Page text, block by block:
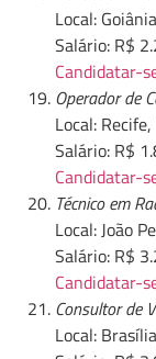
Local:
Salário: R$
Candidatar-
Operador de
Local: Recife,
Salário: R$
Candidatar-
Técnico em
Local: João
Salário: R$
Candidatar-
Consultor de
Local: